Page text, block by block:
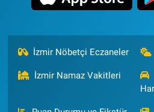
İzmir Nöbetçi Eczaneler
İzmir Namaz Vakitleri